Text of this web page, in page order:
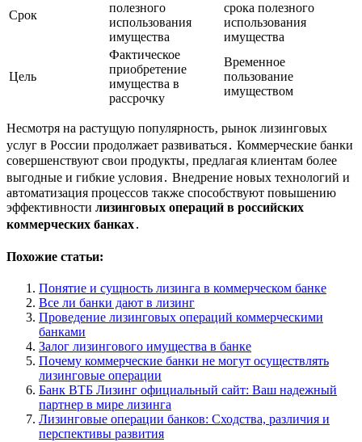
Срок
полезного
использования
имущества
срока полезного
использования
имущества
Цель
Фактическое
приобретение
имущества в
рассрочку
Временное
пользование
имуществом
Несмотря на растущую популярность‚ рынок лизинговых
услуг в России продолжает развиваться․ Коммерческие банки
совершенствуют свои продукты‚ предлагая клиентам более
выгодные и гибкие условия․ Внедрение новых технологий и
автоматизация процессов также способствуют повышению
эффективности лизинговых операций в российских
коммерческих банках․
Похожие статьи:
Понятие и сущность лизинга в коммерческом банке
Все ли банки дают в лизинг
Проведение лизинговых операций коммерческими
банками
Залог лизингового имущества в банке
Почему коммерческие банки не могут осуществлять
лизинговые операции
Банк ВТБ Лизинг официальный сайт: Ваш надежный
партнер в мире лизинга
Лизинговые операции банков: Сходства, различия и
перспективы развития